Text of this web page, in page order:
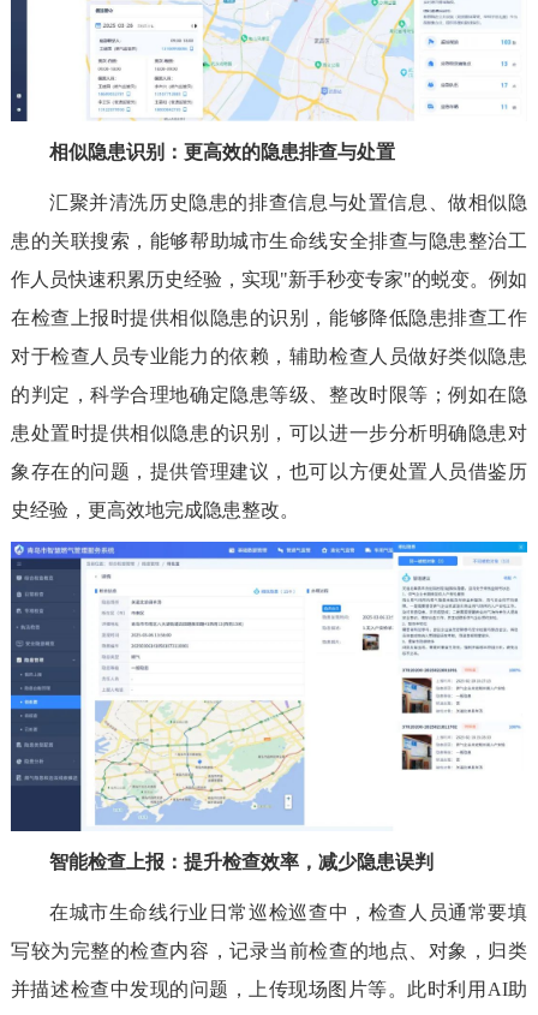
相似隐患识别：更高效的隐患排查与处置
汇聚并清洗历史隐患的排查信息与处置信息、做相似隐
患的关联搜索，能够帮助城市生命线安全排查与隐患整治工
作人员快速积累历史经验，实现"新手秒变专家"的蜕变。例如
在检查上报时提供相似隐患的识别，能够降低隐患排查工作
对于检查人员专业能力的依赖，辅助检查人员做好类似隐患
的判定，科学合理地确定隐患等级、整改时限等；例如在隐
患处置时提供相似隐患的识别，可以进一步分析明确隐患对
象存在的问题，提供管理建议，也可以方便处置人员借鉴历
史经验，更高效地完成隐患整改。
智能检查上报：提升检查效率，减少隐患误判
在城市生命线行业日常巡检巡查中，检查人员通常要填
写较为完整的检查内容，记录当前检查的地点、对象，归类
并描述检查中发现的问题，上传现场图片等。此时利用AI助